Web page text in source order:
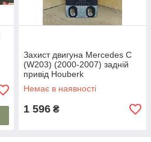
Захист двигуна Mercedes C
(W203) (2000-2007) задній
привід Houberk
Немає в наявності
1 596 ₴